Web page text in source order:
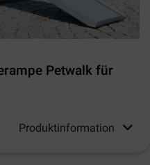
Petwalk für
Produktinformation